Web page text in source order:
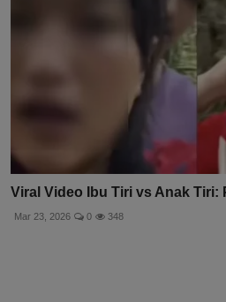
Viral Video Ibu Tiri vs Anak Tiri:
Mar 23, 2026 0 348